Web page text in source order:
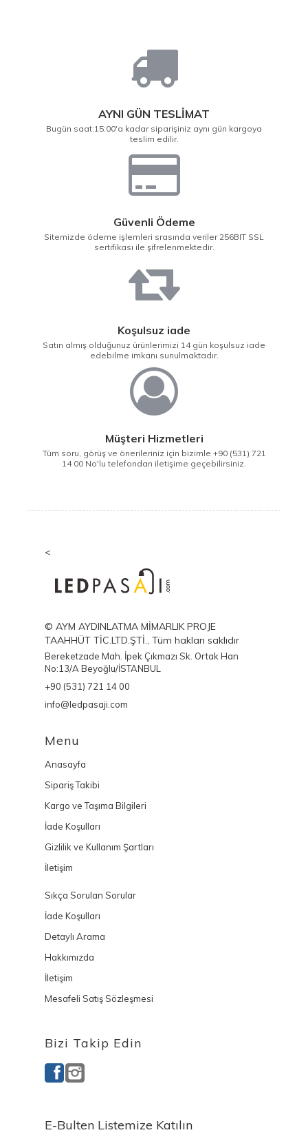
AYNI GÜN TESLİMAT
Bugün saat:15:00'a kadar siparişiniz aynı gün kargoya
teslim edilir.
Güvenli Ödeme
Sitemizde ödeme işlemleri srasında veriler 256BIT SSL
sertifikası ile şifrelenmektedir.
Koşulsuz iade
Satın almış olduğunuz ürünlerimizi 14 gün koşulsuz iade
edebilme imkanı sunulmaktadır.
Müşteri Hizmetleri
Tüm soru, görüş ve önerileriniz için bizimle +90 (531) 721
14 00 No'lu telefondan iletişime geçebilirsiniz.
<
© AYM AYDINLATMA MİMARLIK PROJE
TAAHHÜT TİC.LTD.ŞTİ., Tüm hakları saklıdır
Bereketzade Mah. İpek Çıkmazı Sk. Ortak Han
No:13/A Beyoğlu/İSTANBUL
+90 (531) 721 14 00
info@ledpasaji.com
Menu
Anasayfa
Sipariş Takibi
Kargo ve Taşıma Bilgileri
İade Koşulları
Gizlilik ve Kullanım Şartları
İletişim
Sıkça Sorulan Sorular
İade Koşulları
Detaylı Arama
Hakkımızda
İletişim
Mesafeli Satış Sözleşmesi
Bizi Takip Edin
E-Bulten Listemize Katılın